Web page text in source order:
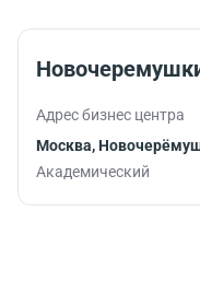
Адрес бизнес центра
Москва,
Академический